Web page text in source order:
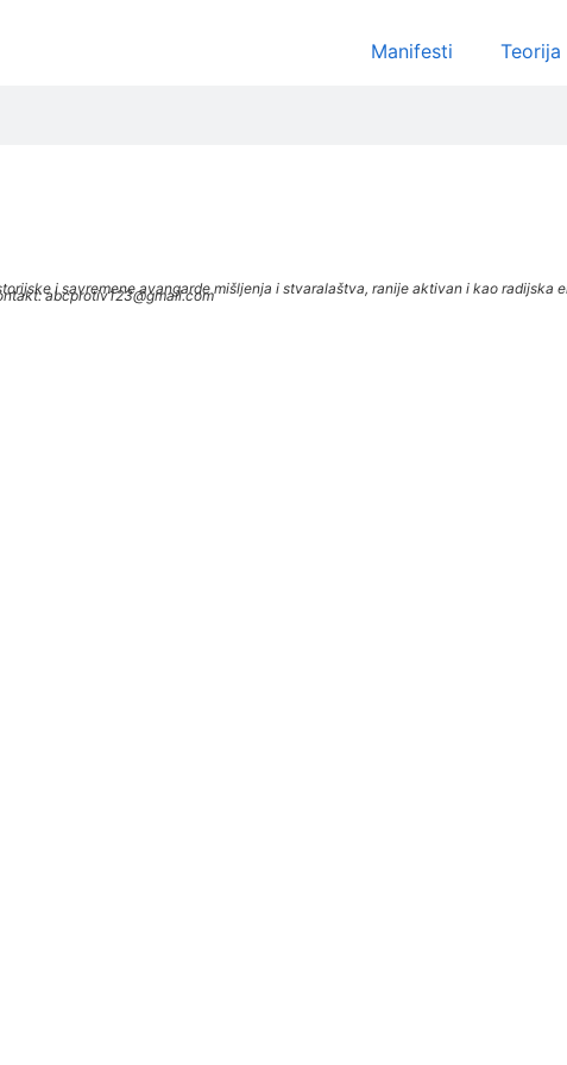
Manifesti Teorija
i savremene avangarde mišljenja i stvaralaštva, ranije aktivan i kao radijska
abcprotiv123@gmail.com